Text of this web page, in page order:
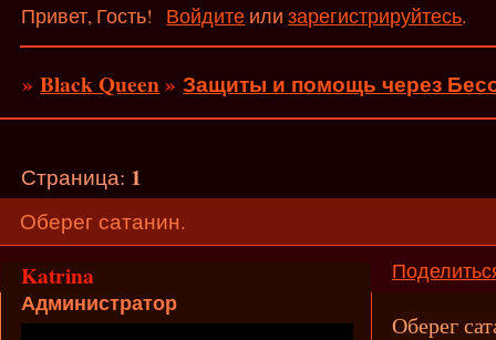
Привет, Гость! Войдите илизарегистрируйтесь.
»Black Queen»Защиты и помощь через
Оберег сатанин.
Страница: 1
Katrina
Администратор
Оберег